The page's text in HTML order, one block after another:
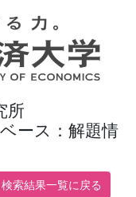
所
ース：解題情
検索結果一覧に戻る